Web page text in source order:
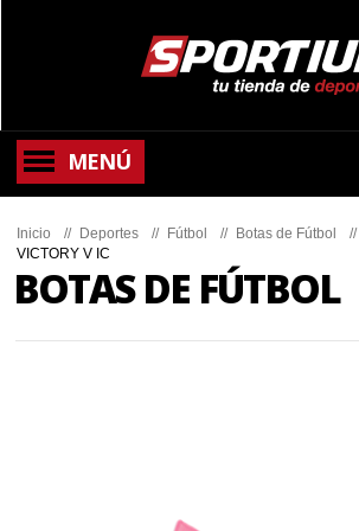
MENÚ
Inicio // Deportes // Fútbol // Botas de Fútbol //
VICTORY V IC
BOTAS DE FÚTBOL